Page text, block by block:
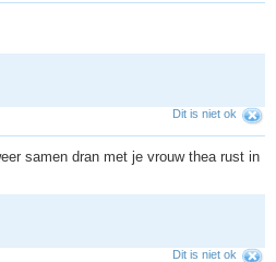
Dit is niet ok
samen dran met je vrouw thea rust in
Dit is niet ok